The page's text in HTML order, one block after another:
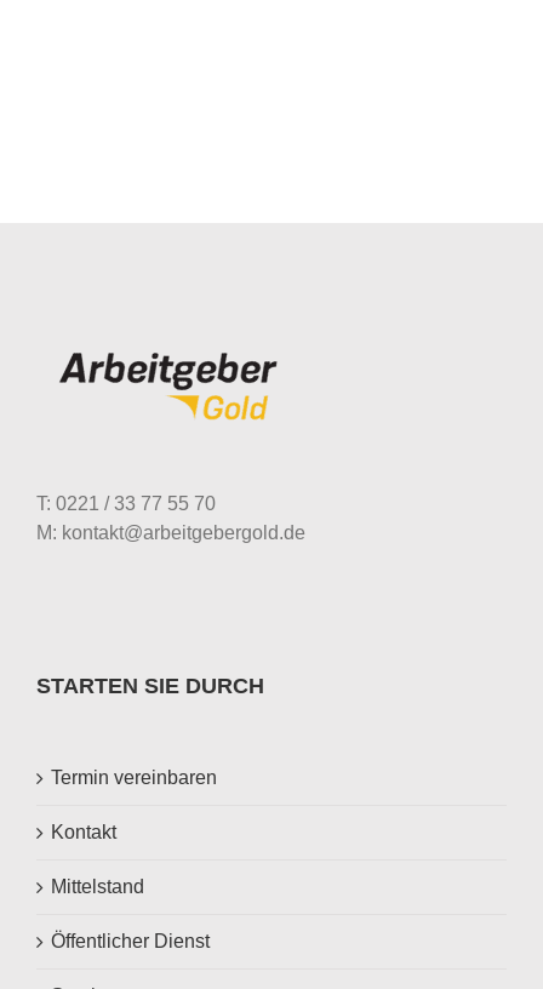
T: 0221 / 33 77 55 70
M: kontakt@arbeitgebergold.de
STARTEN SIE DURCH
Termin vereinbaren
Kontakt
Mittelstand
Öffentlicher Dienst